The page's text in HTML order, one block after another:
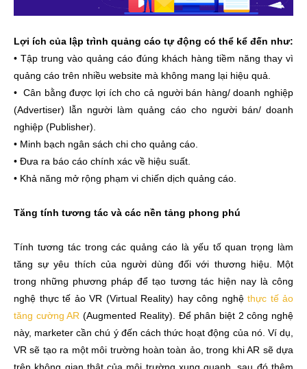
Lợi ích của lập trình quảng cáo tự động có thể kể đến như:
• Tập trung vào quảng cáo đúng khách hàng tiềm năng thay vì
quảng cáo trên nhiều website mà không mang lại hiệu quả.
• Cân bằng được lợi ích cho cả người bán hàng/ doanh nghiệp
(Advertiser) lẫn người làm quảng cáo cho người bán/ doanh
nghiệp (Publisher).
• Minh bạch ngân sách chi cho quảng cáo.
• Đưa ra báo cáo chính xác về hiệu suất.
• Khả năng mở rộng phạm vi chiến dịch quảng cáo.
Tăng tính tương tác và các nền tảng phong phú
Tính tương tác trong các quảng cáo là yếu tố quan trọng làm
tăng sự yêu thích của người dùng đối với thương hiệu. Một
trong những phương pháp để tạo tương tác hiện nay là công
nghệ thực tế ảo VR (Virtual Reality) hay công nghệ thực tế ảo
tăng cường AR (Augmented Reality). Để phân biệt 2 công nghệ
này, marketer cần chú ý đến cách thức hoạt động của nó. Ví dụ,
VR sẽ tạo ra một môi trường hoàn toàn ảo, trong khi AR sẽ dựa
trên không gian thật của môi trường xung quanh, sau đó thêm